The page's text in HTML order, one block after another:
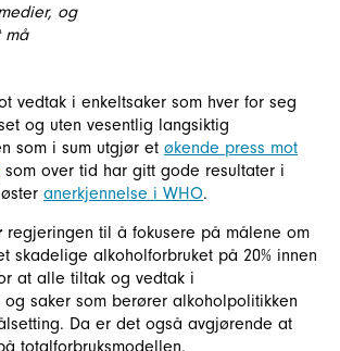
og
må
vedtak i enkeltsaker som hver for seg
og uten vesentlig langsiktig
som i sum utgjør et økende press mot
som over tid har gitt gode resultater i
anerkjennelse i WHO.
regjeringen til å fokusere på målene om
skadelige alkoholforbruket på 20% innen
at alle tiltak og vedtak i
saker som berører alkoholpolitikken
Da er det også avgjørende at
totalforbruksmodellen.